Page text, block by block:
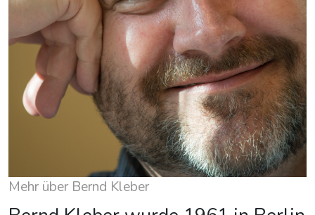
Mehr über Bernd Kleber